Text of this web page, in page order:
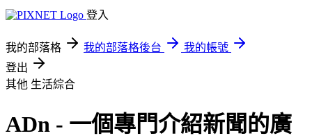
登入
我的部落格 我的部落格後台
我的帳號
登出
其他 生活綜合
ADn - 一個專門介紹新聞的廣